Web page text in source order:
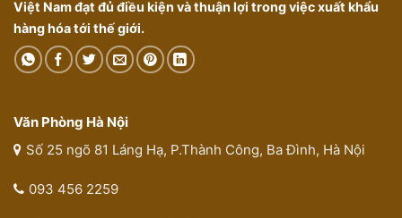
Việt Nam đạt đủ điều kiện và thuận lợi trong việc xuất khẩu
hàng hóa tới thế giới.
Văn Phòng Hà Nội
Số 25 ngõ 81 Láng Hạ, P.Thành Công, Ba Đình, Hà Nội
093 456 2259